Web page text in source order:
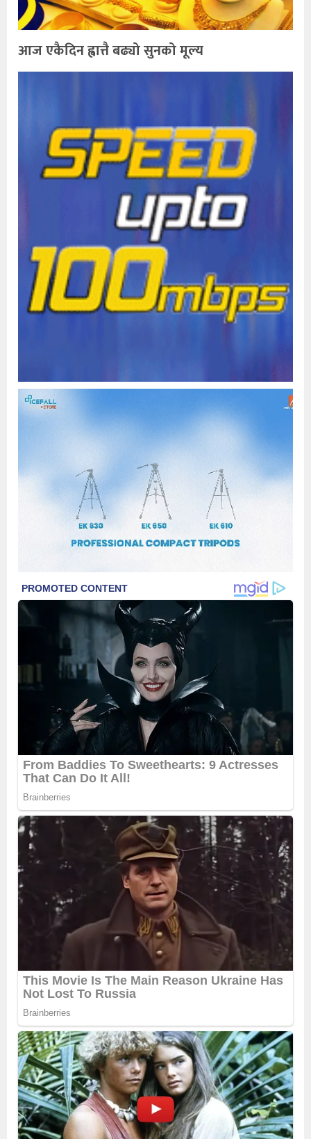
आज एकैदिन ह्वात्तै बढ्यो सुनको मूल्य